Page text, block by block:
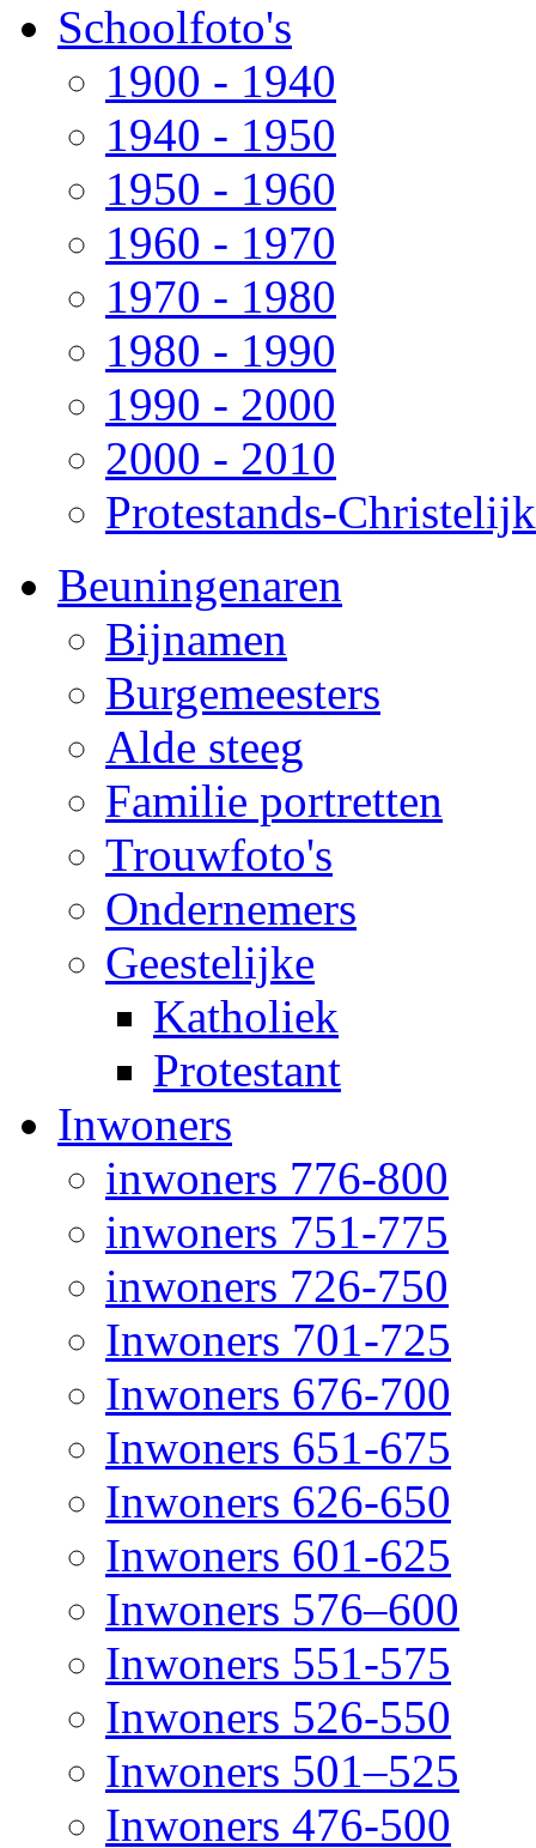
Schoolfoto's
1900 - 1940
1940 - 1950
1950 - 1960
1960 - 1970
1970 - 1980
1980 - 1990
1990 - 2000
2000 - 2010
Protestands-
Beuningenaren
Bijnamen
Burgemeesters
Alde steeg
Familie portretten
Trouwfoto's
Ondernemers
Geestelijke
Katholiek
Protestant
Inwoners
inwoners 776-800
inwoners 751-775
inwoners 726-750
Inwoners 701-725
Inwoners 676-700
Inwoners 651-675
Inwoners 626-650
Inwoners 601-625
Inwoners 576–600
Inwoners 551-575
Inwoners 526-550
Inwoners 501–525
Inwoners 476-500